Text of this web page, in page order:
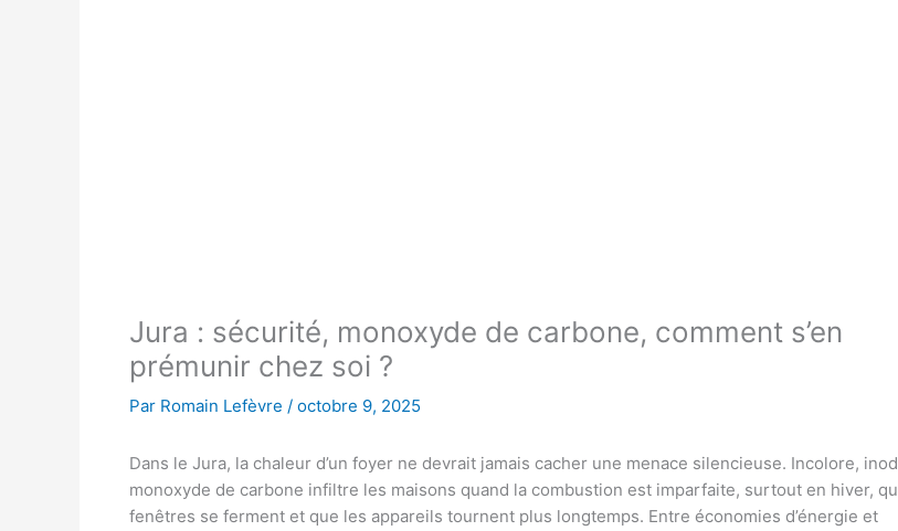
Jura : sécurité, monoxyde de carbone, comment s’en
prémunir chez soi ?
Par Romain Lefèvre / octobre 9, 2025
Dans le Jura, la chaleur d’un foyer ne devrait jamais cacher une menace silencieuse. Incolore,
monoxyde de carbone infiltre les maisons quand la combustion est imparfaite, surtout en hiver,
fenêtres se ferment et que les appareils tournent plus longtemps. Entre économies d’énergie et